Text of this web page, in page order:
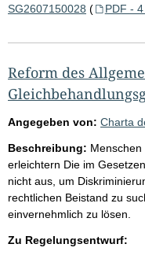
SG2607150028 ( PDF -
Reform des
Angegeben von: Charta
Beschreibung:
erleichtern Die im
nicht aus, um
rechtlichen Beistand zu
einvernehmlich zu lösen.
Zu Regelungsentwurf: